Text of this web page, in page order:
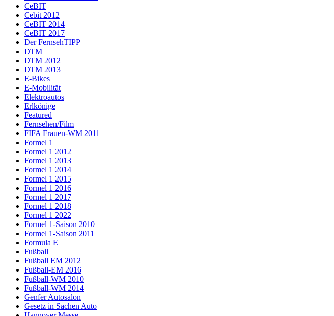
CeBIT
Cebit 2012
CeBIT 2014
CeBIT 2017
Der FernsehTIPP
DTM
DTM 2012
DTM 2013
E-Bikes
E-Mobilität
Elektroautos
Erlkönige
Featured
Fernsehen/Film
FIFA Frauen-WM 2011
Formel 1
Formel 1 2012
Formel 1 2013
Formel 1 2014
Formel 1 2015
Formel 1 2016
Formel 1 2017
Formel 1 2018
Formel 1 2022
Formel 1-Saison 2010
Formel 1-Saison 2011
Formula E
Fußball
Fußball EM 2012
Fußball-EM 2016
Fußball-WM 2010
Fußball-WM 2014
Genfer Autosalon
Gesetz in Sachen Auto